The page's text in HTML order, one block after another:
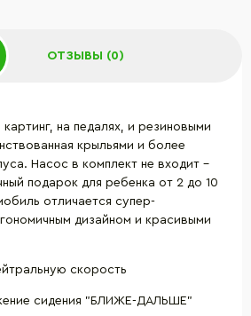
ОТЗЫВЫ (0)
на педалях, и резиновыми
крыльями и более
Насос в комплект не входит -
подарок для ребенка от 2 до 10
отличается супер-
дизайном и красивыми
скорость
сидения "БЛИЖЕ-ДАЛЬШЕ"